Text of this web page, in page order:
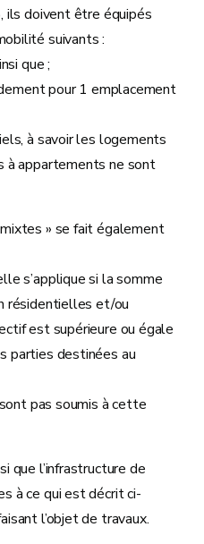
ils doivent être équipés
suivants :
que ;
pour 1 emplacement
à savoir les logements
à appartements ne sont
» se fait également
s’applique si la somme
résidentielles et/ou
est supérieure ou égale
parties destinées au
pas soumis à cette
que l’infrastructure de
à ce qui est décrit ci-
l’objet de travaux.